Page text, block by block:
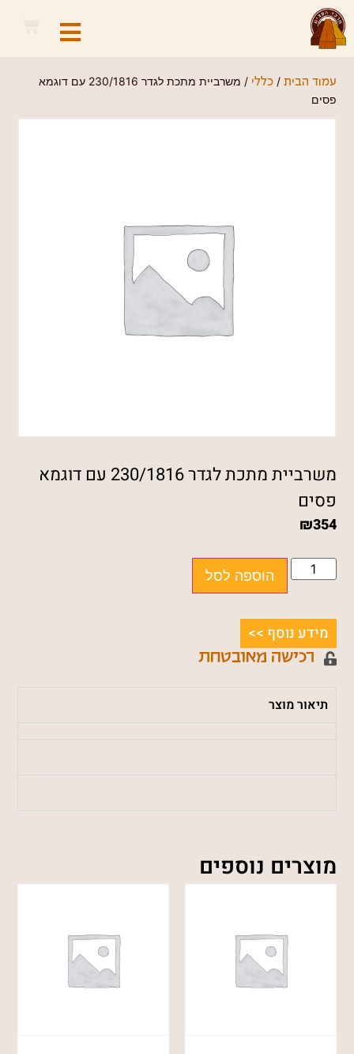
עמוד הבית /כללי
/ משרביית מתכת לגדר 230/1816 עם דוגמא
פסים
משרביית מתכת לגדר 230/1816 עם דוגמא
פסים
₪354
הוספה לסל
מידע נוסף >>
רכישה מאובטחת
תיאור מוצר
מוצרים נוספים